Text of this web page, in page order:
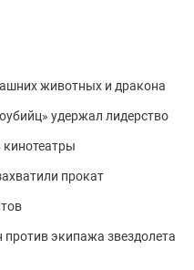
животных и дракона
удержал лидерство
кинотеатры
прокат
экипажа звездолета